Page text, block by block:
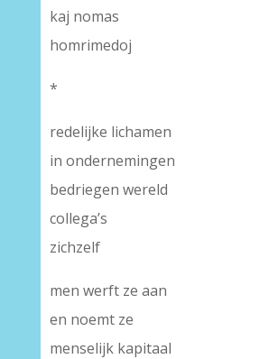
kaj nomas
homrimedoj
*
redelijke lichamen
in ondernemingen
bedriegen wereld
collega’s
zichzelf
men werft ze aan
en noemt ze
menselijk kapitaal